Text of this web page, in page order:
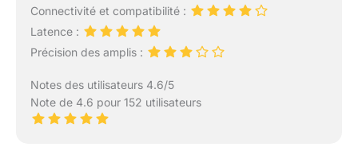
Connectivité et compatibilité :
Latence :
Précision des amplis :
Notes des utilisateurs 4.6/5
Note de 4.6 pour 152 utilisateurs